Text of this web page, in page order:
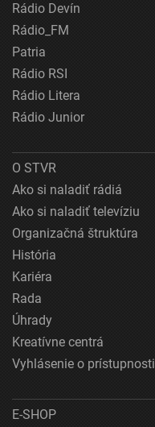
Rádio Devín
Rádio_FM
Patria
Rádio RSI
Rádio Litera
Rádio Junior
O STVR
Ako si naladiť rádiá
Ako si naladiť televíziu
Organizačná štruktúra
História
Kariéra
Rada
Úhrady
Kreatívne centrá
Vyhlásenie o prístupnosti
E-SHOP